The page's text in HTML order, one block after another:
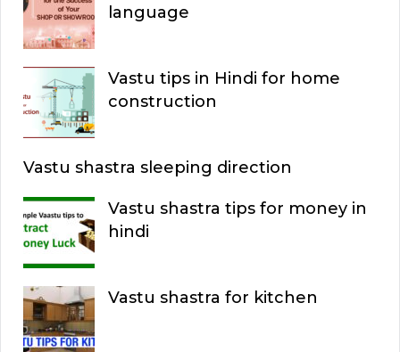
language
Vastu tips in Hindi for home
construction
Vastu shastra sleeping direction
Vastu shastra tips for money in
hindi
Vastu shastra for kitchen